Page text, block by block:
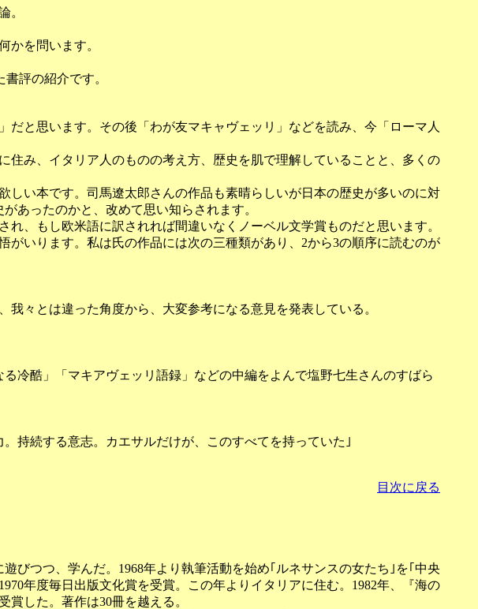
。
かを問います。
評の紹介です。
と思います。その後「わが友マキャヴェッリ」などを読み、今「ローマ人
み、イタリア人のものの考え方、歴史を肌で理解していることと、多くの
い本です。司馬遼太郎さんの作品も素晴らしいが日本の歴史が多いのに対
あったのかと、改めて思い知らされます。
、もし欧米語に訳されれば間違いなくノーベル文学賞ものだと思います。
いります。私は氏の作品には次の三種類があり、2から3の順序に読むのが
々とは違った角度から、大変参考になる意見を発表している。
酷」「マキアヴェッリ語録」などの中編をよんで塩野七生さんのすばら
持続する意志。カエサルだけが、このすべてを持っていた｣
目次に戻る
びつつ、学んだ。1968年より執筆活動を始め｢ルネサンスの女たち｣を｢中央
年度毎日出版文化賞を受賞。この年よりイタリアに住む。1982年、『海の
した。著作は30冊を越える。